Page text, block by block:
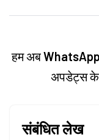
हम अब
अपडेट्स के
संबंधित लेख